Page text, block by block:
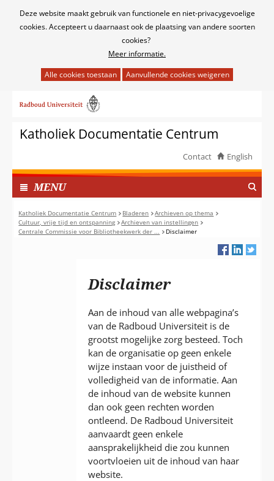
Cookies
Deze website maakt gebruik van functionele en niet-privacygevoelige
cookies. Accepteert u daarnaast ook de plaatsing van andere soorten
cookies?
Meer informatie.
het
van
cookies
deze
website
worden
toegestaan
of
geweigerd.
naar
inhoudKatholiek Documentatie Centrum
Contact English
MENUI
N
G
E
K
Katholiek Documentatie Centrum Bladeren
Archieven op thema
Cultuur, vrije tijd en ontspanning
Archieven van instellingen
Centrale Commissie voor Bibliotheekwerk der ...
Disclaimer
Disclaimer
Aan de inhoud van alle webpagina’s
van de Radboud Universiteit is de
grootst mogelijke zorg besteed. Toch
kan de organisatie op geen enkele
wijze instaan voor de juistheid of
volledigheid van de informatie. Aan
de inhoud van de website kunnen
dan ook geen rechten worden
ontleend. De Radboud Universiteit
aanvaardt geen enkele
aansprakelijkheid die zou kunnen
voortvloeien uit de inhoud van haar
website.